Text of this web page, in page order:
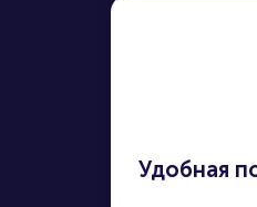
Удобная